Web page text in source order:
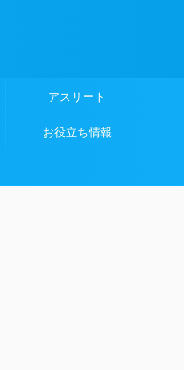
アスリート
お役立ち情報